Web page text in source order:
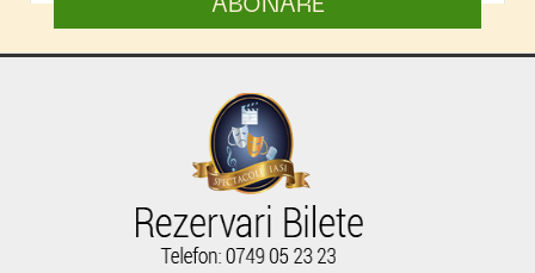
ABONARE